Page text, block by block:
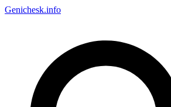
Genichesk.info